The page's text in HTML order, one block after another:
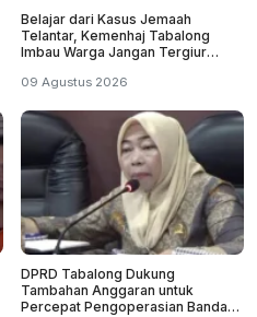
Belajar dari Kasus Jemaah
Telantar, Kemenhaj Tabalong
Imbau Warga Jangan Tergiur
09 Agustus 2026
DPRD Tabalong Dukung
Tambahan Anggaran untuk
Percepat Pengoperasian Bandara